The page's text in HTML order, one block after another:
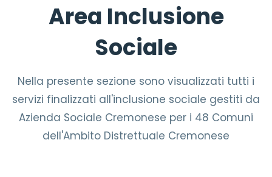
Area Inclusione
Sociale
Nella presente sezione sono visualizzati tutti i
servizi finalizzati all'inclusione sociale gestiti da
Azienda Sociale Cremonese per i 48 Comuni
dell'Ambito Distrettuale Cremonese